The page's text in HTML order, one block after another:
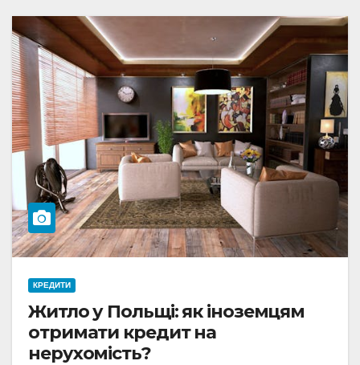
КРЕДИТИ
Житло у Польщі: як іноземцям
отримати кредит на
нерухомість?